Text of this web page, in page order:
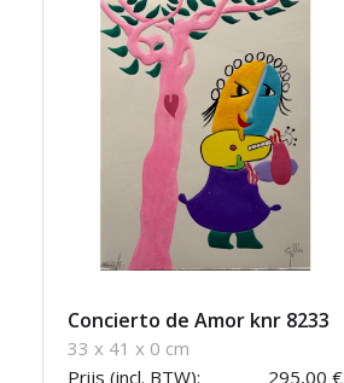
Concierto de Amor knr 8233
33 x 41 x 0 cm
Prijs (incl. BTW):
295,00 €